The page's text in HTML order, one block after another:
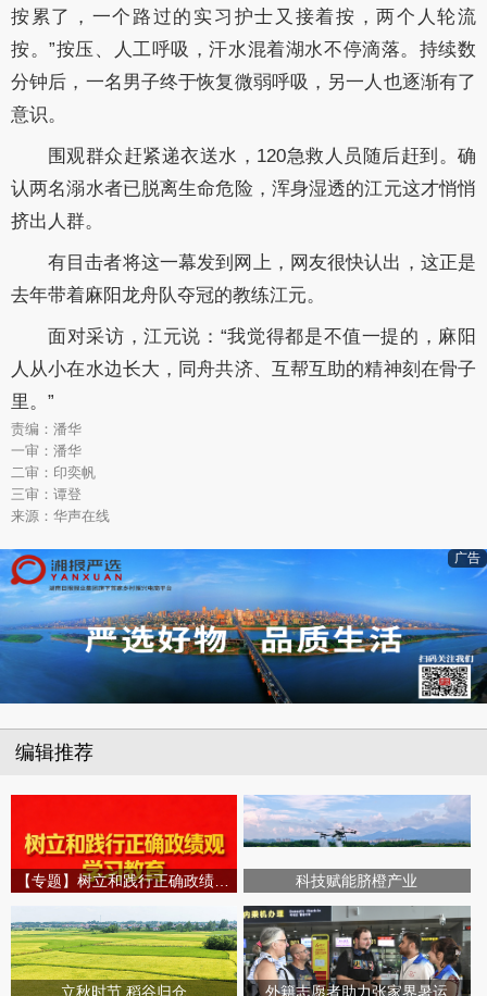
按累了，一个路过的实习护士又接着按，两个人轮流
按。”按压、人工呼吸，汗水混着湖水不停滴落。持续数
分钟后，一名男子终于恢复微弱呼吸，另一人也逐渐有了
意识。
围观群众赶紧递衣送水，120急救人员随后赶到。确
认两名溺水者已脱离生命危险，浑身湿透的江元这才悄悄
挤出人群。
有目击者将这一幕发到网上，网友很快认出，这正是
去年带着麻阳龙舟队夺冠的教练江元。
面对采访，江元说：“我觉得都是不值一提的，麻阳
人从小在水边长大，同舟共济、互帮互助的精神刻在骨子
里。”
责编：潘华
一审：潘华
二审：印奕帆
三审：谭登
来源：华声在线
广告
编辑推荐
科技赋能脐橙产业
立秋时节 稻谷归仓 外籍志愿者助力张家界暑运